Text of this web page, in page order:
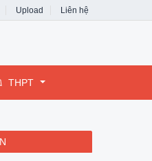
Upload Liên hệ
THPT